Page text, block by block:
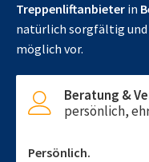
Treppenliftanbieter in
natürlich sorgfältig und
möglich vor.
Beratung &
persönlich,
Persönlich.